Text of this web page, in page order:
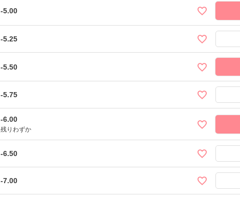
-5.00
-5.25
-5.50
-5.75
-6.00
残りわずか
-6.50
-7.00